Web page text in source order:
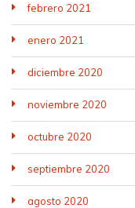
febrero 2021
enero 2021
diciembre 2020
noviembre 2020
octubre 2020
septiembre 2020
agosto 2020